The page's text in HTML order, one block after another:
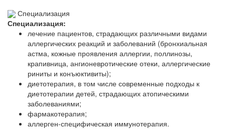
Специализация
Специализация:
лечение пациентов, страдающих различными видами
аллергических реакций и заболеваний (бронхиальная
астма, кожные проявления аллергии, поллинозы,
крапивница, ангионевротические отеки, аллергические
риниты и конъюктивиты);
диетотерапия, в том числе современные подходы к
диетотерапии детей, страдающих атопическими
заболеваниями;
фармакотерапия;
аллерген-специфическая иммунотерапия.